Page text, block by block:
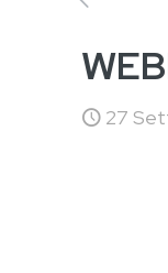
27